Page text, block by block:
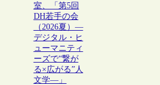
室、「第5回
DH若手の会
（2026夏）―
デジタル・ヒ
ューマニティ
ーズで“繋が
る×広がる”人
文学―」